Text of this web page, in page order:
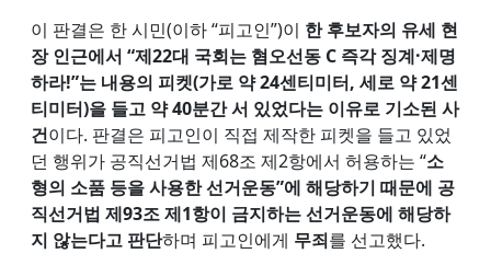
이 판결은 한 시민(이하 “피고인”)이 한 후보자의 유세 현
장 인근에서 “제22대 국회는 혐오선동 C 즉각 징계·제명
하라!”는 내용의 피켓(가로 약 24센티미터, 세로 약 21센
티미터)을 들고 약 40분간 서 있었다는 이유로 기소된 사
건이다. 판결은 피고인이 직접 제작한 피켓을 들고 있었
던 행위가 공직선거법 제68조 제2항에서 허용하는 “소
형의 소품 등을 사용한 선거운동”에 해당하기 때문에 공
직선거법 제93조 제1항이 금지하는 선거운동에 해당하
지 않는다고 판단하며 피고인에게 무죄를 선고했다.